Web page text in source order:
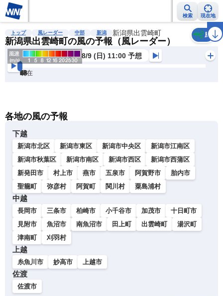
検索 現在地
雨雲レーダー 台風情報 地震情報 警報・注意報 2週間天気 ラ
トップ 風レーダー 中部 新潟 新潟県出雲崎町
新潟県出雲崎町の風の予報（風レーダー）
風
8/9 (日) 11:00 予想
現在
6h
12
24
36
48
60
72
各地の風の予報
下越
新潟市北区 新潟市東区 新潟市中央区
新潟市江南区
新潟市秋葉区
新潟市南区 新潟市西区
新潟市西蒲区
新発田市
村上市 燕市 五泉市 阿賀野市
胎内市
聖籠町
弥彦村 阿賀町 関川村 粟島浦村
中越
長岡市 三条市 柏崎市 小千谷市 加茂市
十日町市
見附市
魚沼市 南魚沼市 田上町 出雲崎町
湯沢町
津南町
刈羽村
上越
糸魚川市 妙高市 上越市
佐渡
佐渡市